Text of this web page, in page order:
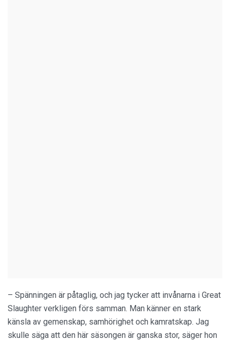
– Spänningen är påtaglig, och jag tycker att invånarna i Great
Slaughter verkligen förs samman. Man känner en stark
känsla av gemenskap, samhörighet och kamratskap. Jag
skulle säga att den här säsongen är ganska stor, säger hon